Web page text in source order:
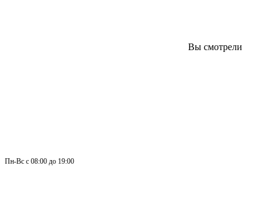
Вы смотрели
Пн-Вс с 08:00 до 19:00